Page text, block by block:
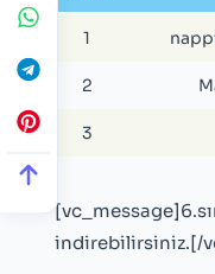
1
2
3
indirebilirsiniz.[/